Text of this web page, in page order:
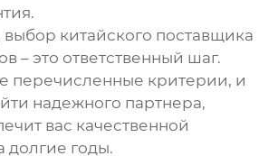
китайского поставщика
– это ответственный шаг.
перечисленные критерии, и
надежного партнера,
вас качественной
долгие годы.